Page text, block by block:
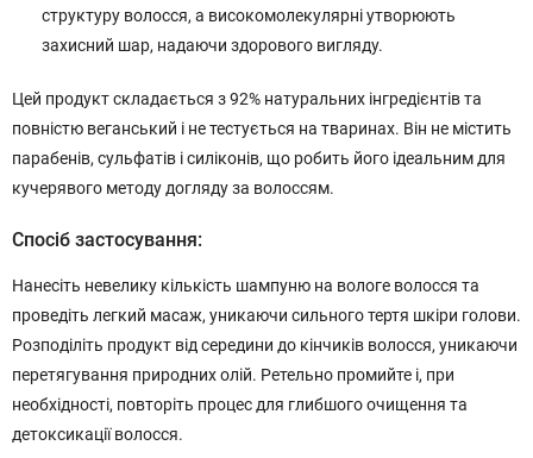
структуру волосся, а високомолекулярні утворюють
захисний шар, надаючи здорового вигляду.
Цей продукт складається з 92% натуральних інгредієнтів та
повністю веганський і не тестується на тваринах. Він не містить
парабенів, сульфатів і силіконів, що робить його ідеальним для
кучерявого методу догляду за волоссям.
Спосіб застосування:
Нанесіть невелику кількість шампуню на вологе волосся та
проведіть легкий масаж, уникаючи сильного тертя шкіри голови.
Розподіліть продукт від середини до кінчиків волосся, уникаючи
перетягування природних олій. Ретельно промийте і, при
необхідності, повторіть процес для глибшого очищення та
детоксикації волосся.